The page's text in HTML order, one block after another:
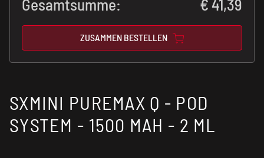
Gesamtsumme: €41,39
ZUSAMMEN BESTELLEN
SXMINI PUREMAX Q - POD
SYSTEM - 1500 MAH - 2 ML